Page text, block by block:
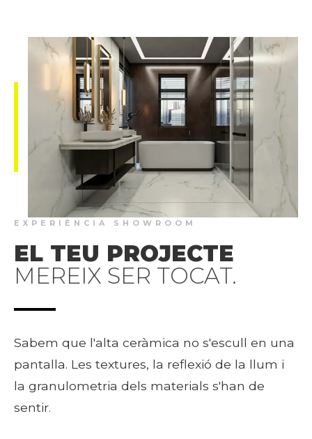
EXPERIÈNCIA SHOWROOM
EL TEU PROJECTE
MEREIX SER TOCAT.
Sabem que l'alta ceràmica no s'escull en una
pantalla. Les textures, la reflexió de la llum i
la granulometria dels materials s'han de
sentir.